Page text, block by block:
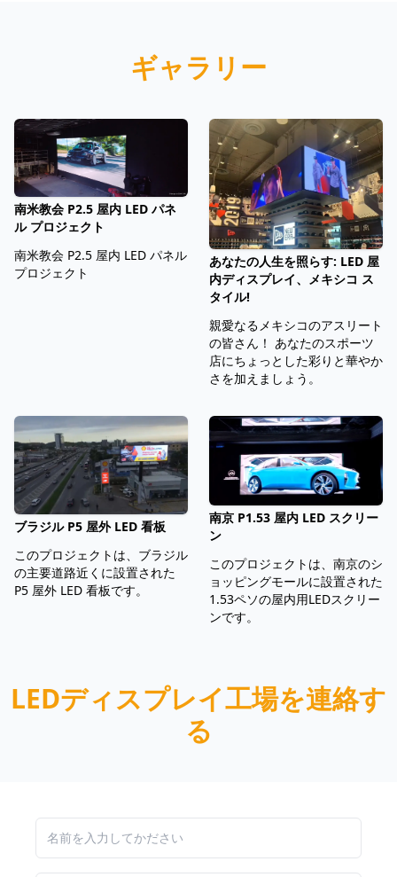
ギャラリー
南米教会 P2.5 屋内 LED パネ
ル プロジェクト
南米教会 P2.5 屋内 LED パネル
プロジェクト
あなたの人生を照らす: LED 屋
内ディスプレイ、メキシコ ス
タイル!
親愛なるメキシコのアスリート
の皆さん！ あなたのスポーツ
店にちょっとした彩りと華やか
さを加えましょう。
ブラジル P5 屋外 LED 看板
このプロジェクトは、ブラジル
の主要道路近くに設置された
P5 屋外 LED 看板です。
南京 P1.53 屋内 LED スクリー
ン
このプロジェクトは、南京のシ
ョッピングモールに設置された
1.53ペソの屋内用LEDスクリー
ンです。
LEDディスプレイ工場を連絡す
る